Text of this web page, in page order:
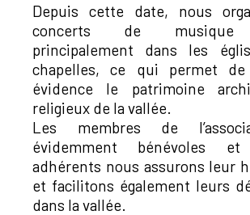
Depuis cette date, nous
concerts de musique
principalement dans les
chapelles, ce qui permet
évidence le patrimoine
religieux de la vallée.
Les membres de
évidemment bénévoles
adhérents nous assurons leur
et facilitons également leurs
dans la vallée.